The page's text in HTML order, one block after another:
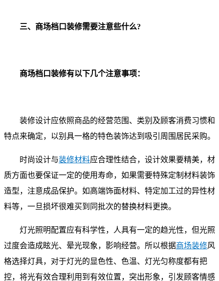
三、商场档口装修需要注意些什么?
商场档口装修有以下几个注意事项：
装修设计应依照商品的经营范围、类别及顾客消费习惯和
特点来确定，以别具一格的特色装饰达到吸引周围居民采购。
时尚设计与装修材料应合理性结合，设计效果要精美，材
质方面也要保证一定的使用寿命，如果需要特殊定制材料装饰
造型，注意成品保护。如高端饰面材料、特定加工过的异性材
料等，一旦损坏很难买到同批次的替换材料更换。
灯光照明配置应有科学性，人具有一定的趋光性，但光照
过度会造成眩光、晕光现象，影响经营。所以根据商场装修风
格选择灯具，对于灯光的显色性、色温、灯光匀称度都有把
控，将光有效合理利用到有效位置，突出形象，引发顾客情感